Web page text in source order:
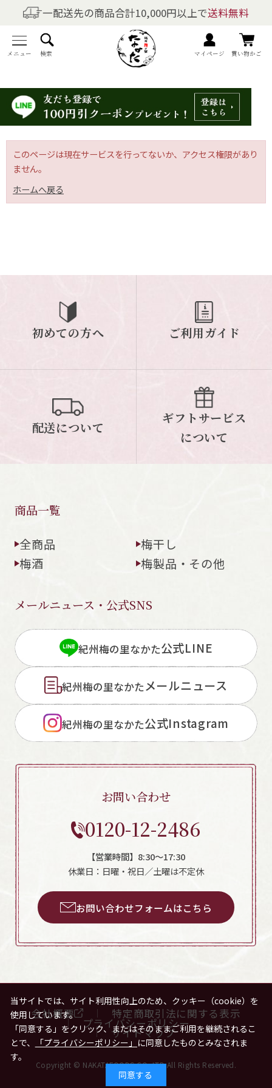
一配送先の商品合計10,000円以上で送料無料
メニュー 検索 マイページ 買い物かご
商品を探す
全商品一覧
梅干しの商品一覧
梅酒の商品一覧
梅製品・その他の商品一覧
メニュー
初めての方へ ご利用ガイド
配送について ギフトサービス
お問い合わせ
0120-12-2486
休業日：日曜・祝日／土曜は不定休
閉じる
このページは現在サービスを行ってないか、アクセス権限があり
ません。
ホームへ戻る
初めての方へ ご利用ガイド
配送について
ギフトサービス
について
商品一覧
全商品
梅干し
梅酒
梅製品・その他
メールニュース・公式SNS
紀州梅の里なかた公式LINE
紀州梅の里なかたメールニュース
紀州梅の里なかた公式Instagram
お問い合わせ
0120-12-2486
【営業時間】8:30～17:30
休業日：日曜・祝日／土曜は不定休
お問い合わせフォームはこちら
会社概要 特定商取引法に関する表示
プライバシーポリシー
サイトマップ
Copyright © NAKATAFOODS.CO.,LTD All Rights Reserved.
当サイトでは、サイト利用性向上のため、クッキー（cookie）を
使用しています。
「同意する」をクリック、またはそのままご利用を継続されるこ
とで、
「プライバシーポリシー」 に同意したものとみなされま
す。
同意する